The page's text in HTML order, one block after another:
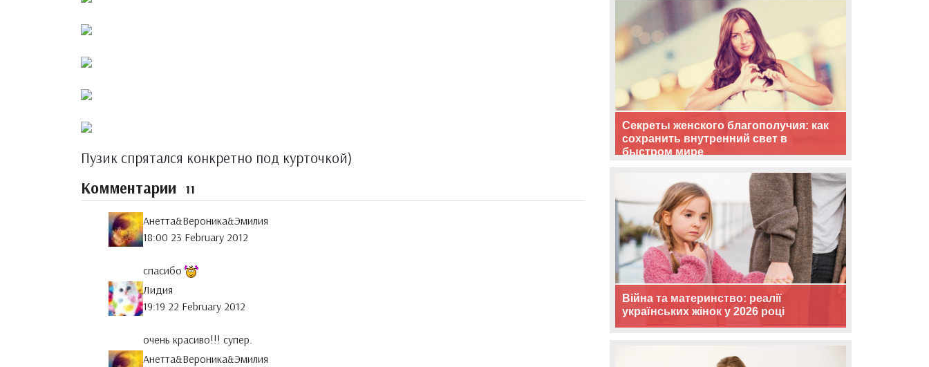
Пузик спрятался конкретно под курточкой)
Комментарии 11
Анетта&Вероника&Эмилия
18:00 23 February 2012
спасибо
Лидия
19:19 22 February 2012
очень красиво!!! супер.
Анетта&Вероника&Эмилия
Секреты женского благополучия: как
сохранить внутренний свет в
быстром мире
Війна та материнство: реалії
українських жінок у 2026 році